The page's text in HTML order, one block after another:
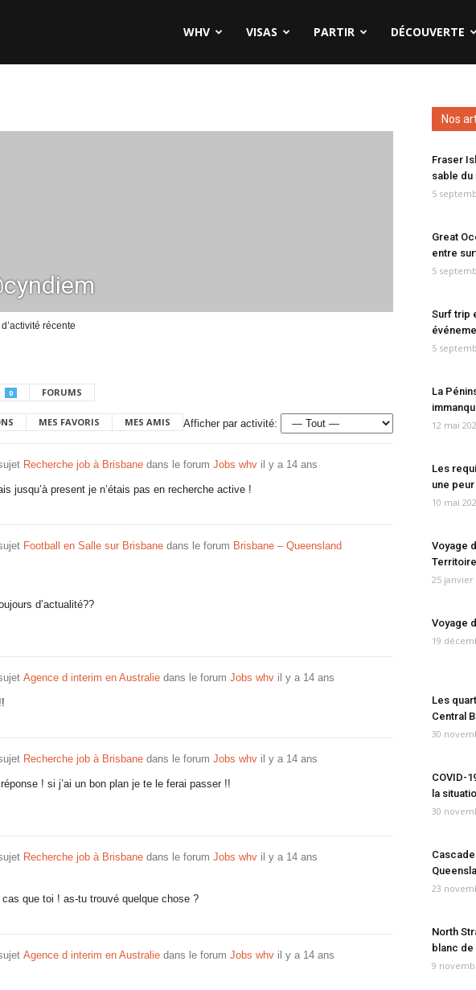
WHV VISAS PARTIR DÉCOUVERTE
d’activité récente
0 FORUMS
MES FAVORIS MES AMIS Afficher par activité:
Recherche job à Brisbane dans le forum Jobs whv il y a 14 ans
jusqu’à present je n’étais pas en recherche active !
Football en Salle sur Brisbane dans le forum Brisbane – Queensland
d’actualité??
Agence d interim en Australie dans le forum Jobs whv il y a 14 ans
Recherche job à Brisbane dans le forum Jobs whv il y a 14 ans
! si j’ai un bon plan je te le ferai passer !!
Recherche job à Brisbane dans le forum Jobs whv il y a 14 ans
que toi ! as-tu trouvé quelque chose ?
Agence d interim en Australie dans le forum Jobs whv il y a 14 ans
Nos
Fraser
sable du
5
Great
entre
5
Surf trip
5
La
12 mai
Les
une
10 mai
Voyage
25 janvier
Voyage
19
Les
Central
30
COVID-
la
30
23
North
blanc de
9